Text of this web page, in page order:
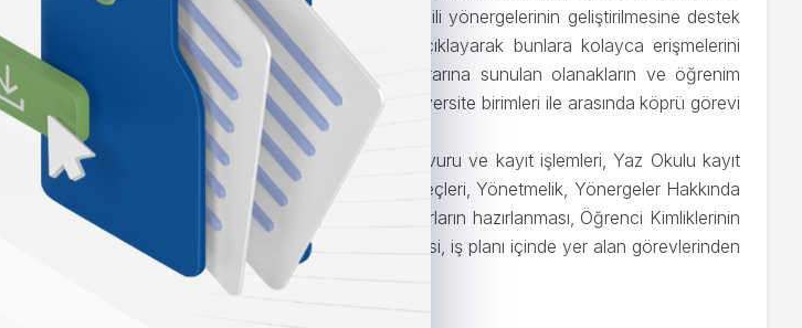
temel amacı;
Eğitim-öğretim yönetmelikleri ve ilgili yönergelerinin geliştirilmesine destek
bilincinde olmak ve şeffaf bir şekilde açıklayarak bunlara kolayca erişmelerini
öğrenci ihtiyaçları doğrultusunda, öğrencilerin yararına sunulan olanakların ve öğrenim
bulunmak ve öğrencilerle ilgili tüm konularda üniversite birimleri ile arasında köprü görevi
Başvuru ve kayıt işlemleri, Çift Anadal -Yandal Başvuru ve kayıt işlemleri, Yaz Okulu kayıt
İlişik Kesme İşlemleri, Kayıt dondurma ve sildirme süreçleri, Yönetmelik, Yönergeler Hakkında
Bilgi Sistemi'nin işletilmesi, Öğrencilere ilişkin raporların hazırlanması, Öğrenci Kimliklerinin
Akademik Birimlerden gelen kararların işlenmesi, iş planı içinde yer alan görevlerinden